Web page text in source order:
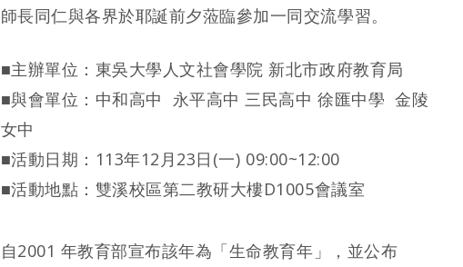
師長同仁與各界於耶誕前夕蒞臨參加一同交流學習。
■主辦單位：東吳大學人文社會學院 新北市政府教育局
■與會單位：中和高中 永平高中 三民高中 徐匯中學 金陵
女中
■活動日期：113年12月23日(一) 09:00~12:00
■活動地點：雙溪校區第二教研大樓D1005會議室
自2001 年教育部宣布該年為「生命教育年」，並公布